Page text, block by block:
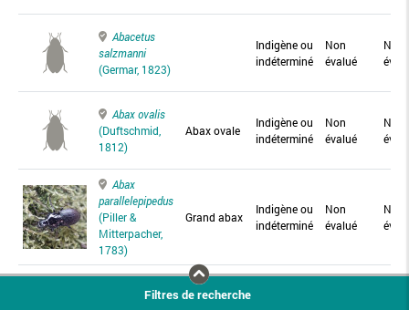
Abacetus
salzmanni
(Germar, 1823)
Indigène ou
indéterminé
Non
évalué
Non
Abax ovalis
(Duftschmid,
1812)
Abax ovale
Indigène ou
indéterminé
Non
évalué
Non
Abax
parallelepipedus
(Piller &
Mitterpacher,
1783)
Grand abax
Indigène ou
indéterminé
Non
évalué
Non
Abax
Abax
Filtres de recherche